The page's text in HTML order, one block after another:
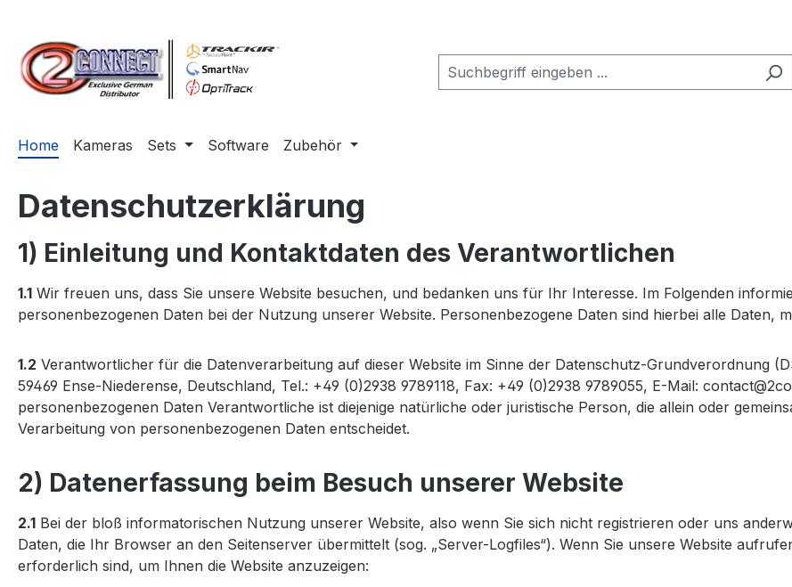
Home Kameras Sets Software Zubehör
Datenschutzerklärung
1) Einleitung und Kontaktdaten des Verantwortlichen
1.1 Wir freuen uns, dass Sie unsere Website besuchen, und bedanken uns für Ihr Interesse. Im Folgenden
personenbezogenen Daten bei der Nutzung unserer Website. Personenbezogene Daten sind hierbei alle Daten,
1.2 Verantwortlicher für die Datenverarbeitung auf dieser Website im Sinne der Datenschutz-Grundverordnung
59469 Ense-Niederense, Deutschland, Tel.: +49 (0)2938 9789118, Fax: +49 (0)2938 9789055, E-Mail:
personenbezogenen Daten Verantwortliche ist diejenige natürliche oder juristische Person, die allein oder
Verarbeitung von personenbezogenen Daten entscheidet.
2) Datenerfassung beim Besuch unserer Website
2.1 Bei der bloß informatorischen Nutzung unserer Website, also wenn Sie sich nicht registrieren oder uns
Daten, die Ihr Browser an den Seitenserver übermittelt (sog. „Server-Logfiles“). Wenn Sie unsere Website
erforderlich sind, um Ihnen die Website anzuzeigen: